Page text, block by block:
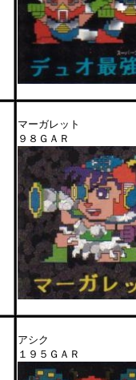
マーガレット
９８ＧＡＲ
アシク
１９５ＧＡＲ